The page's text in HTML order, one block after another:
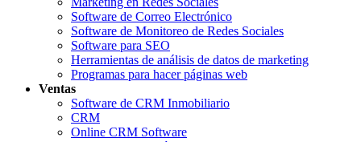
Software de Correo Electrónico
Software de Monitoreo de Redes Sociales
Software para SEO
Herramientas de análisis de datos de marketing
Programas para hacer páginas web
Ventas
Software de CRM Inmobiliario
CRM
Online CRM Software